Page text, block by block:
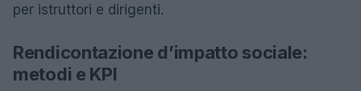
per istruttori e dirigenti.
Rendicontazione d’impatto sociale:
metodi e KPI